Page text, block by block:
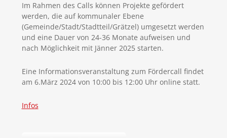
Im Rahmen des Calls können Projekte gefördert
werden, die auf kommunaler Ebene
(Gemeinde/Stadt/Stadtteil/Grätzel) umgesetzt werden
und eine Dauer von 24-36 Monate aufweisen und
nach Möglichkeit mit Jänner 2025 starten.
Eine Informationsveranstaltung zum Fördercall findet
am 6.März 2024 von 10:00 bis 12:00 Uhr online statt.
Infos